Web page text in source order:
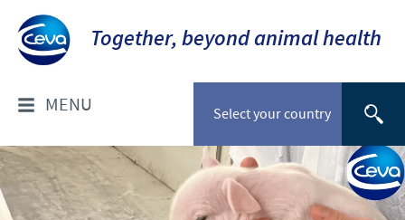
Together, beyond animal health
Select your country
MENU
OM OS